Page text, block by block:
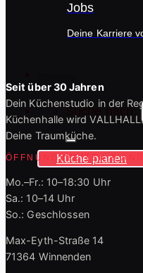
Jobs
Deine Karriere
Suche nach:
Küche planen
Seit über 30 Jahren
Dein Küchenstudio in der
Küchenhalle wird
Deine Traumküche.
ÖFFNUNGSZEITEN &
Mo.–Fr.: 10–18:30 Uhr
Sa.: 10–14 Uhr
So.: Geschlossen
Max-Eyth-Straße 14
71364 Winnenden